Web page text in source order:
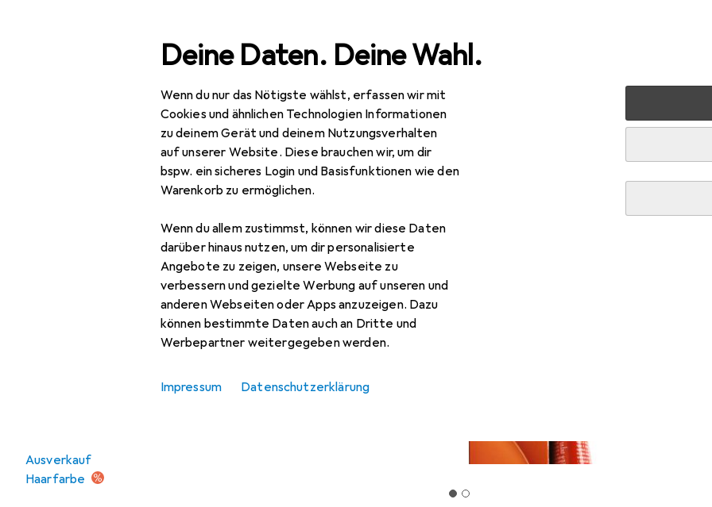
Deine Daten. Deine Wahl.
Wenn du nur das Nötigste wählst, erfassen wir mit
Cookies und ähnlichen Technologien Informationen
zu deinem Gerät und deinem Nutzungsverhalten
auf unserer Website. Diese brauchen wir, um dir
bspw. ein sicheres Login und Basisfunktionen wie den
Warenkorb zu ermöglichen.
Wenn du allem zustimmst, können wir diese Daten
darüber hinaus nutzen, um dir personalisierte
Angebote zu zeigen, unsere Webseite zu
verbessern und gezielte Werbung auf unseren und
anderen Webseiten oder Apps anzuzeigen. Dazu
können bestimmte Daten auch an Dritte und
Werbepartner weitergegeben werden.
Impressum Datenschutzerklärung
Navigation nach Kategorien
Ausverkauf
Haarfarbe
Gesamtsortiment Beauty + Gesundheit Haarpflege + Haarstyling